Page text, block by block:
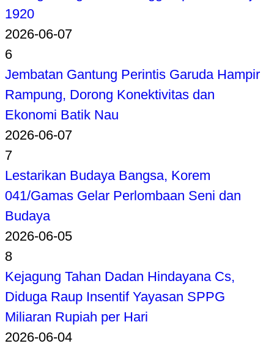
1920
2026-06-07
6
Jembatan Gantung Perintis Garuda Hampir
Rampung, Dorong Konektivitas dan
Ekonomi Batik Nau
2026-06-07
7
Lestarikan Budaya Bangsa, Korem
041/Gamas Gelar Perlombaan Seni dan
Budaya
2026-06-05
8
Kejagung Tahan Dadan Hindayana Cs,
Diduga Raup Insentif Yayasan SPPG
Miliaran Rupiah per Hari
2026-06-04